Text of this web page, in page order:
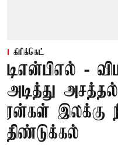
கிரிக்கெட்
டிஎன்பிஎல் -
அடித்து
ரன்கள் இலக்கு
திண்டுக்கல்